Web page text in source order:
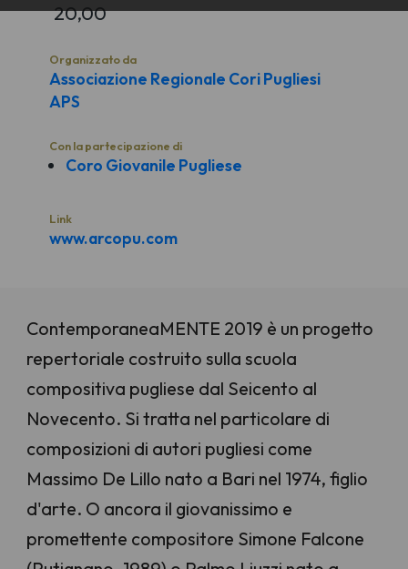
20,00
Organizzato da
Associazione Regionale Cori Pugliesi
APS
Con la partecipazione di
Coro Giovanile Pugliese
Link
www.arcopu.com
ContemporaneaMENTE 2019 è un progetto
repertoriale costruito sulla scuola
compositiva pugliese dal Seicento al
Novecento. Si tratta nel particolare di
composizioni di autori pugliesi come
Massimo De Lillo nato a Bari nel 1974, figlio
d'arte. O ancora il giovanissimo e
promettente compositore Simone Falcone